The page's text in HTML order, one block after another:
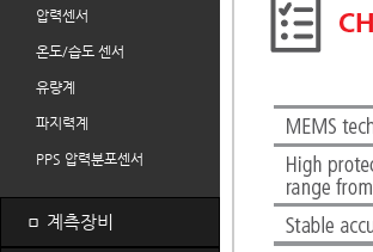
압력센서
온도/습도 센서
유량계
파지력계
PPS 압력분포센서
ㅁ 계측장비